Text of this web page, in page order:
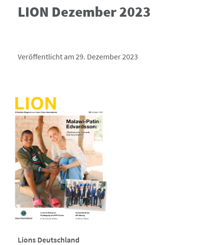
LION Dezember 2023
Veröffentlicht am 29. Dezember 2023
Lions Deutschland